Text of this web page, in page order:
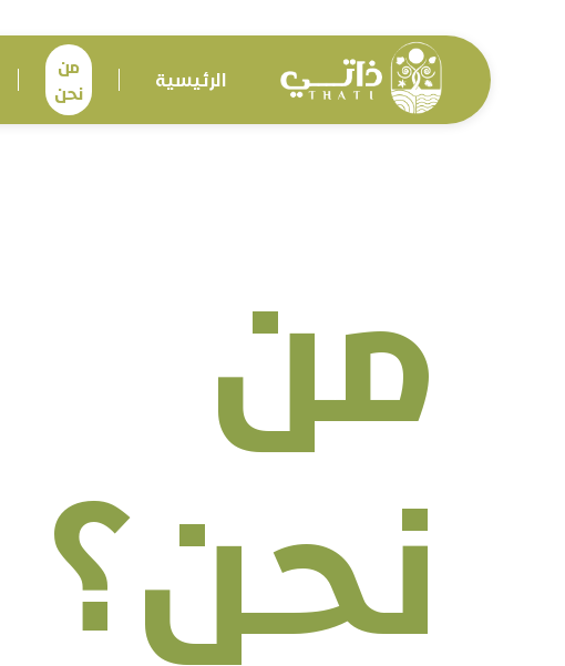
الرئيسية
من
نحن
من
نحن؟